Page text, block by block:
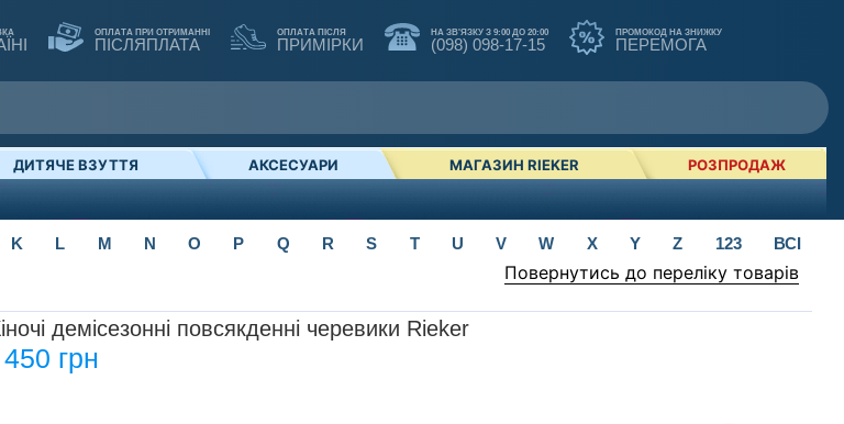
ОПЛАТА ПРИ ОТРИМАННІ
ПІСЛЯПЛАТА
ОПЛАТА ПІСЛЯ
ПРИМІРКИ
НА ЗВ'ЯЗКУ З 9:00 ДО 20:00
(098) 098-17-15
ПРОМОКОД НА ЗНИЖКУ
ПЕРЕМОГА
ДИТЯЧЕ ВЗУТТЯ АКСЕСУАРИ МАГАЗИН RIEKER РОЗПРОДАЖ
K L M N O P Q R S T U V W X Y Z 123 ВСІ
Повернутись до переліку товарів
демісезонні повсякденні черевики Rieker
грн